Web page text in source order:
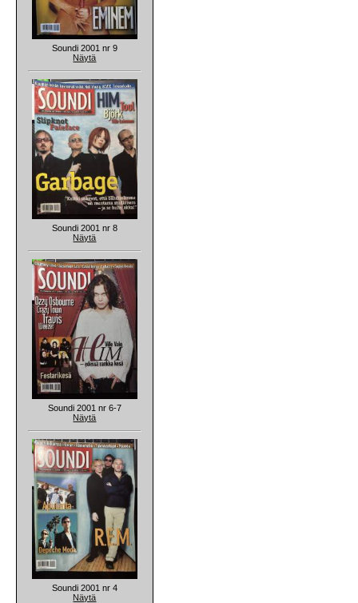
Soundi 2001 nr 9
Näytä
Soundi 2001 nr 8
Näytä
Soundi 2001 nr 6-7
Näytä
Soundi 2001 nr 4
Näytä